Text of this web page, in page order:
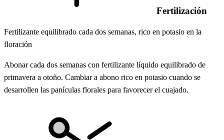
Fertilización
Fertilizante equilibrado cada dos semanas, rico en potasio en la
floración
Abonar cada dos semanas con fertilizante líquido equilibrado de
primavera a otoño. Cambiar a abono rico en potasio cuando se
desarrollen las panículas florales para favorecer el cuajado.